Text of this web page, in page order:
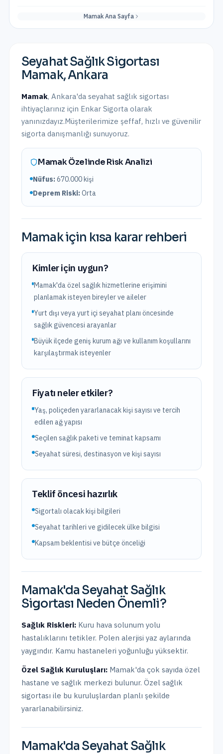
MamakAna Sayfa
Seyahat Sağlık Sigortası
Mamak,Ankara
Mamak, Ankara'da seyahat sağlık sigortası
ihtiyaçlarınız için Enkar Sigorta olarak
yanınızdayız.Müşterilerimize şeffaf, hızlı ve güvenilir
sigorta danışmanlığı sunuyoruz.
MamakÖzelinde Risk Analizi
Nüfus:670.000kişi
Deprem Riski:Orta
Mamakiçin kısa karar rehberi
Kimler için uygun?
Mamak'da özel sağlık hizmetlerine erişimini
planlamak isteyen bireyler ve aileler
Yurt dışı veya yurt içi seyahat planı öncesinde
sağlık güvencesi arayanlar
Büyük ilçede geniş kurum ağı ve kullanım koşullarını
karşılaştırmak isteyenler
Fiyatı neler etkiler?
Yaş, poliçeden yararlanacak kişi sayısı ve tercih
edilen ağ yapısı
Seçilen sağlık paketi ve teminat kapsamı
Seyahat süresi, destinasyon ve kişi sayısı
Teklif öncesi hazırlık
Sigortalı olacak kişi bilgileri
Seyahat tarihleri ve gidilecek ülke bilgisi
Kapsam beklentisi ve bütçe önceliği
Mamak'da Seyahat Sağlık
Sigortası Neden Önemli?
Sağlık Riskleri: Kuru hava solunum yolu
hastalıklarını tetikler. Polen alerjisi yaz aylarında
yaygındır. Kamu hastaneleri yoğunluğu yüksektir.
Özel Sağlık Kuruluşları: Mamak'da çok sayıda özel
hastane ve sağlık merkezi bulunur. Özel sağlık
sigortası ile bu kuruluşlardan planlı şekilde
yararlanabilirsiniz.
Mamak'da Seyahat Sağlık